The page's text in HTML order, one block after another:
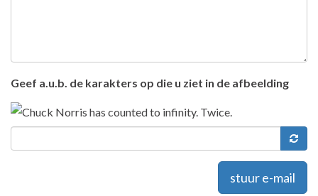
Geef a.u.b. de karakters op die u ziet in de afbeelding
stuur e-mail